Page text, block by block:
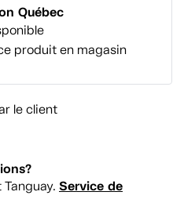
Québec
produit en magasin
le client
Service de